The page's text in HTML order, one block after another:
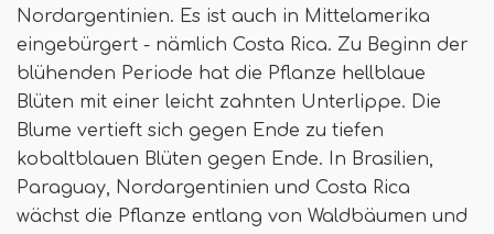
Nordargentinien. Es ist auch in Mittelamerika
eingebürgert - nämlich Costa Rica. Zu Beginn der
blühenden Periode hat die Pflanze hellblaue
Blüten mit einer leicht zahnten Unterlippe. Die
Blume vertieft sich gegen Ende zu tiefen
kobaltblauen Blüten gegen Ende. In Brasilien,
Paraguay, Nordargentinien und Costa Rica
wächst die Pflanze entlang von Waldbäumen und